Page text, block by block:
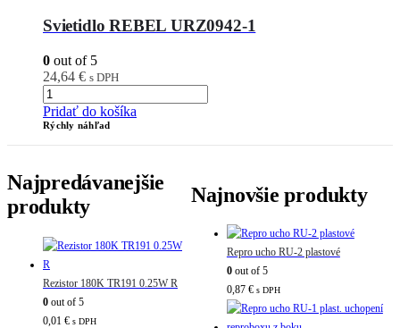
Svietidlo REBEL URZ0942-1
0 out of 5
24,64 € s DPH
Pridať do košíka
Rýchly náhľad
Najpredávanejšie
produkty
Rezistor 180K TR191 0.25W R
0 out of 5
0,01 € s DPH
Najnovšie produkty
Repro ucho RU-2 plastové
0out of 5
0,87 € s DPH